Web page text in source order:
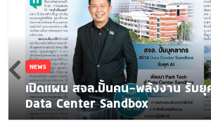
NEWS
เปิดแผน สจล.ปั้นคน-พลังงาน รับยุ
Data Center Sandbox